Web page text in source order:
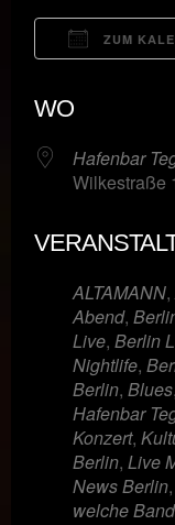
ZUM
WO
Hafenbar
Wilkestraße
ALTAMANN,
Abend,
Live, Berlin
Nightlife,
Berlin, Blues,
Hafenbar
Konzert,
Berlin, Live
News Berlin,
welche